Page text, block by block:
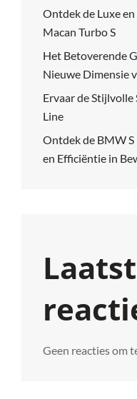
Ontdek de Luxe
Macan Turbo S
Het Betoverende
Nieuwe Dimensie
Ervaar de
Line
Ontdek de BMW
en Efficiëntie in
Geen reacties om